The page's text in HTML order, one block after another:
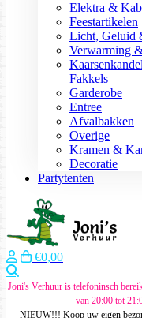
Elektra &
Feestartikelen
Licht, Geluid
Verwarming
Fakkels
Garderobe
Entree
Afvalbakken
Overige
Kramen &
Decoratie
Partytenten
€0,00
Joni's Verhuur is telefoninsch
van 20:00 tot
NIEUW!!! Koop uw eigen